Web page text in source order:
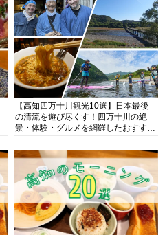
【高知四万十川観光10選】日本最後
の清流を遊び尽くす！四万十川の絶
景・体験・グルメを網羅したおすすめ